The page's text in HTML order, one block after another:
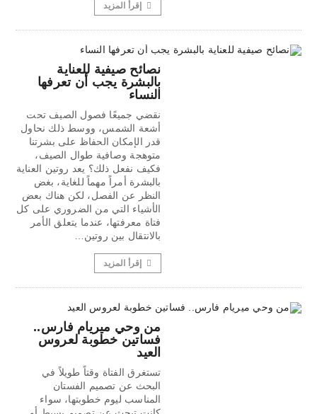
إقرأ المزيد
نصائح صيفية للعناية
بالبشرة يجب أن تعرفها
النساء
نقضي جميعًا فصول الصيف تحت
أشعة الشمس، ووسط ذلك نحاول
قدر الإمكان الحفاظ على بشرتنا
متوهجة وصافية طوال الصيف،
فكيف نفعل ذلك؟ يعد روتين العناية
بالبشرة أمراً مهماً للغاية، بغض
النظر عن الفصل، لكن هناك بعض
الأشياء التي من الضروري على كل
فتاة معرفتها، عندما يتعلق الأمر
بالانتقال بين روتين…
إقرأ المزيد
من وحي ميريام فارس..
فساتين خطوبة لعروس
العيد
تستغرق الفتاة وقتاً طويلاً في
البحث عن تصميم الفستان
المناسب ليوم خطوبتها، سواء